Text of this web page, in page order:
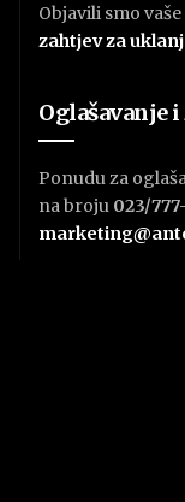
Objavili smo
zahtjev za
Oglašavanje
Ponudu za
na broju 023/